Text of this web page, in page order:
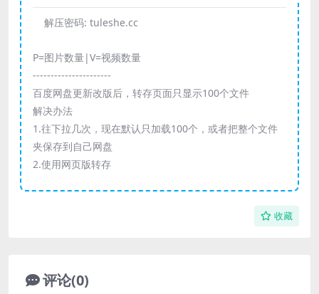
解压密码: tuleshe.cc
P=图片数量|V=视频数量
----------------------
百度网盘更新改版后，转存页面只显示100个文件
解决办法
1.往下拉几次，现在默认只加载100个，或者把整个文件
夹保存到自己网盘
2.使用网页版转存
收藏
评论(0)